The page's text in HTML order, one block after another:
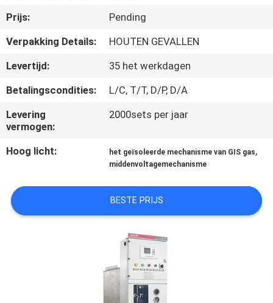
KWALITEITSCONTROLE
CONTACTEER
ONS
NIEUWS
VERZOEK
OM EEN
CITAAT
Prijs:
Pending
Verpakking Details:
HOUTEN GEVALLEN
Levertijd:
35 het werkdagen
Betalingscondities:
L/C, T/T, D/P, D/A
Levering
vermogen:
2000sets per jaar
Hoog licht: het geïsoleerde mechanisme van GIS gas,
middenvoltagemechanisme
BESTE PRIJS